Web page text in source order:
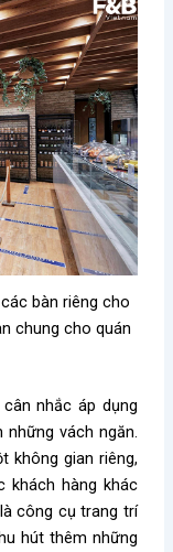
bàn riêng cho
chung cho quán
nhắc áp dụng
vách ngăn.
không gian riêng,
khách hàng khác
công cụ trang trí
hút thêm những